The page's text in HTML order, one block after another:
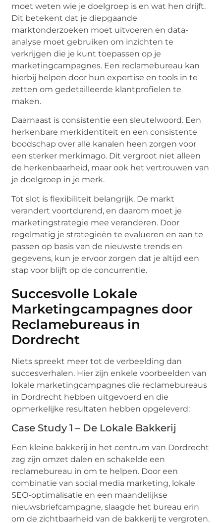
moet weten wie je doelgroep is en wat hen drijft.
Dit betekent dat je diepgaande
marktonderzoeken moet uitvoeren en data-
analyse moet gebruiken om inzichten te
verkrijgen die je kunt toepassen op je
marketingcampagnes. Een reclamebureau kan
hierbij helpen door hun expertise en tools in te
zetten om gedetailleerde klantprofielen te
maken.
Daarnaast is consistentie een sleutelwoord. Een
herkenbare merkidentiteit en een consistente
boodschap over alle kanalen heen zorgen voor
een sterker merkimago. Dit vergroot niet alleen
de herkenbaarheid, maar ook het vertrouwen van
je doelgroep in je merk.
Tot slot is flexibiliteit belangrijk. De markt
verandert voortdurend, en daarom moet je
marketingstrategie mee veranderen. Door
regelmatig je strategieën te evalueren en aan te
passen op basis van de nieuwste trends en
gegevens, kun je ervoor zorgen dat je altijd een
stap voor blijft op de concurrentie.
Succesvolle Lokale
Marketingcampagnes door
Reclamebureaus in
Dordrecht
Niets spreekt meer tot de verbeelding dan
succesverhalen. Hier zijn enkele voorbeelden van
lokale marketingcampagnes die reclamebureaus
in Dordrecht hebben uitgevoerd en die
opmerkelijke resultaten hebben opgeleverd:
Case Study 1 – De Lokale Bakkerij
Een kleine bakkerij in het centrum van Dordrecht
zag zijn omzet dalen en schakelde een
reclamebureau in om te helpen. Door een
combinatie van social media marketing, lokale
SEO-optimalisatie en een maandelijkse
nieuwsbriefcampagne, slaagde het bureau erin
om de zichtbaarheid van de bakkerij te vergroten.